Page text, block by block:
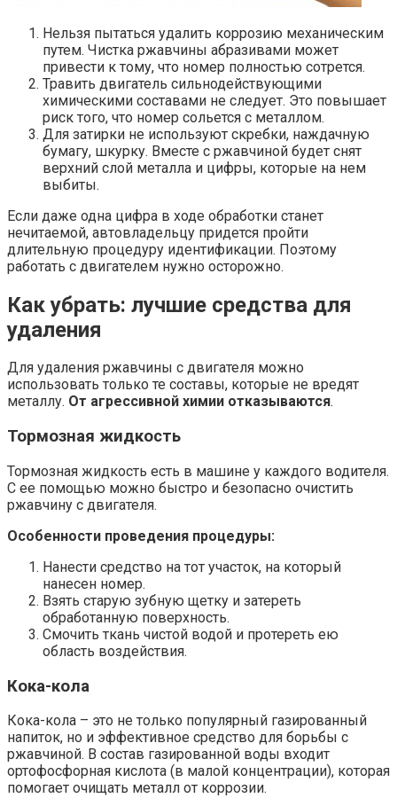
Нельзя пытаться удалить коррозию механическим
путем. Чистка ржавчины абразивами может
привести к тому, что номер полностью сотрется.
Травить двигатель сильнодействующими
химическими составами не следует. Это повышает
риск того, что номер сольется с металлом.
Для затирки не используют скребки, наждачную
бумагу, шкурку. Вместе с ржавчиной будет снят
верхний слой металла и цифры, которые на нем
выбиты.
Если даже одна цифра в ходе обработки станет
нечитаемой, автовладельцу придется пройти
длительную процедуру идентификации. Поэтому
работать с двигателем нужно осторожно.
Как убрать: лучшие средства для
удаления
Для удаления ржавчины с двигателя можно
использовать только те составы, которые не вредят
металлу. От агрессивной химии отказываются.
Тормозная жидкость
Тормозная жидкость есть в машине у каждого водителя.
С ее помощью можно быстро и безопасно очистить
ржавчину с двигателя.
Особенности проведения процедуры:
Нанести средство на тот участок, на который
нанесен номер.
Взять старую зубную щетку и затереть
обработанную поверхность.
Смочить ткань чистой водой и протереть ею
область воздействия.
Кока-кола
Кока-кола – это не только популярный газированный
напиток, но и эффективное средство для борьбы с
ржавчиной. В состав газированной воды входит
ортофосфорная кислота (в малой концентрации), которая
помогает очищать металл от коррозии.